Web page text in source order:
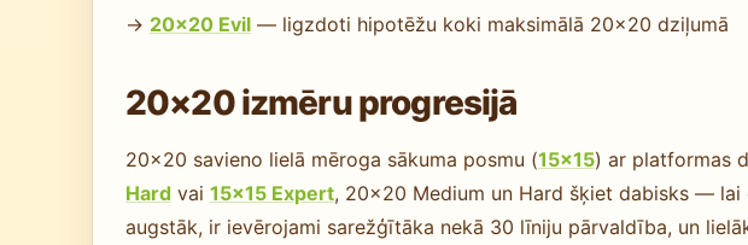
→ 20×20 Evil— ligzdoti hipotēžu koki maksimālā 20×20 dziļumā
20×20 izmēru progresijā
20×20 savieno lielā mēroga sākuma posmu (15×15) ar platformas
Hardvai 15×15 Expert, 20×20 Medium un Hard šķiet dabisks —
augstāk, ir ievērojami sarežģītāka nekā 30 līniju pārvaldība, un